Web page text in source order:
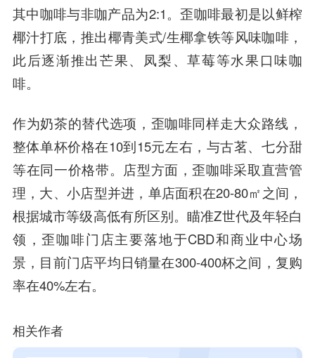
其中咖啡与非咖产品为2:1。歪咖啡最初是以鲜榨
椰汁打底，推出椰青美式/生椰拿铁等风味咖啡，
此后逐渐推出芒果、凤梨、草莓等水果口味咖
啡。
作为奶茶的替代选项，歪咖啡同样走大众路线，
整体单杯价格在10到15元左右，与古茗、七分甜
等在同一价格带。店型方面，歪咖啡采取直营管
理，大、小店型并进，单店面积在20-80㎡之间，
根据城市等级高低有所区别。瞄准Z世代及年轻白
领，歪咖啡门店主要落地于CBD和商业中心场
景，目前门店平均日销量在300-400杯之间，复购
率在40%左右。
相关作者